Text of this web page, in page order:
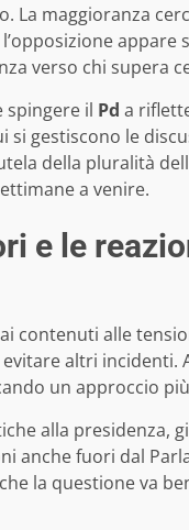
La maggioranza
verso chi supera
spingere il Pd a
si gestiscono le
della pluralità
a venire.
e le
contenuti alle
altri incidenti.
un approccio
alla presidenza,
anche fuori dal
la questione va